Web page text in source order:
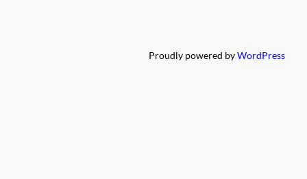
Proudly powered byWordPress